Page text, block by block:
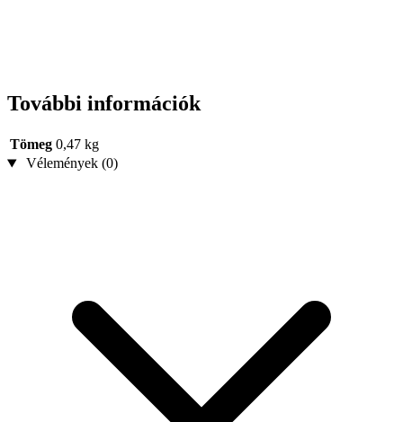
További információk
Tömeg 0,47 kg
Vélemények (0)